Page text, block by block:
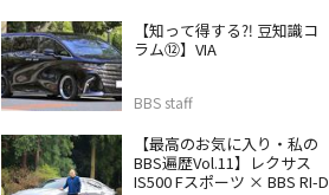
【知って得する⁈ 豆知識コ
ラム⑫】VIA
BBS staff
【最高のお気に入り・私の
BBS遍歴Vol.11】レクサス
IS500 Fスポーツ × BBS RI-D